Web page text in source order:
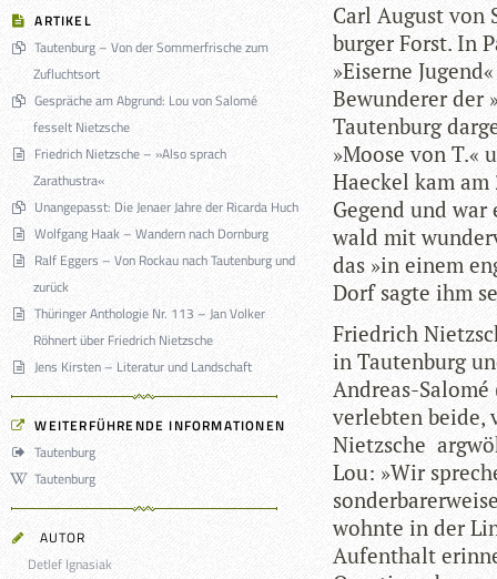
ARTIKEL
Tautenburg – Von der Sommerfrische zum
Zufluchtsort
Gespräche am Abgrund: Lou von Salomé
fesselt Nietzsche
Friedrich Nietzsche – »Also sprach
Zarathustra«
Unangepasst: Die Jenaer Jahre der Ricarda Huch
Wolfgang Haak – Wandern nach Dornburg
Ralf Eggers – Von Rockau nach Tautenburg und
zurück
Thüringer Anthologie Nr. 113 – Jan Volker
Röhnert über Friedrich Nietzsche
Jens Kirsten – Literatur und Landschaft
WEITERFÜHRENDE INFORMATIONEN
Tautenburg
Tautenburg
AUTOR
Detlef Ignasiak
Carl August von
bur­ger Forst. In
»Eiserne
Bewun­de­rer der
Tau­ten­burg
»Moose von T.«
Haeckel kam
Gegend und
wald mit
das »in einem
Dorf sagte ihm
Fried­rich
in Tau­ten­burg
Andreas-Salomé
ver­leb­ten beide,
Nietz­sche
Lou: »Wir
wohnte in der
Auf­ent­halt